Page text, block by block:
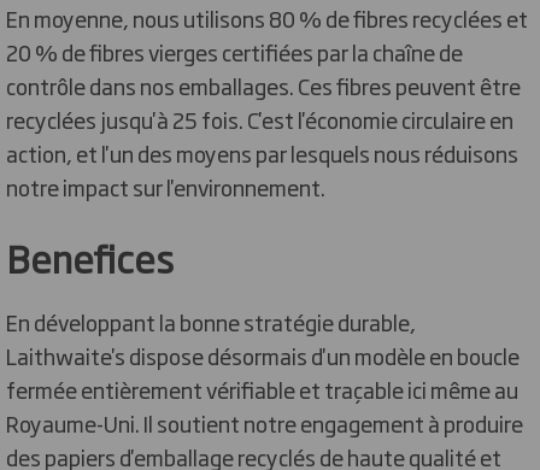
En moyenne, nous utilisons 80 % de fibres recyclées et
20 % de fibres vierges certifiées par la chaîne de
contrôle dans nos emballages. Ces fibres peuvent être
recyclées jusqu'à 25 fois. C'est l'économie circulaire en
action, et l'un des moyens par lesquels nous réduisons
notre impact sur l'environnement.
Benefices
En développant la bonne stratégie durable,
Laithwaite's dispose désormais d'un modèle en boucle
fermée entièrement vérifiable et traçable ici même au
Royaume-Uni. Il soutient notre engagement à produire
des papiers d'emballage recyclés de haute qualité et